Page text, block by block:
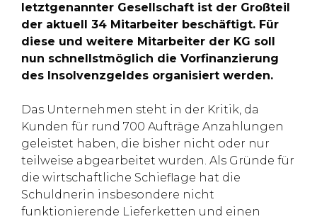
letztgenannter Gesellschaft ist der Großteil
der aktuell 34 Mitarbeiter beschäftigt. Für
diese und weitere Mitarbeiter der KG soll
nun schnellstmöglich die Vorfinanzierung
des Insolvenzgeldes organisiert werden.
Das Unternehmen steht in der Kritik, da
Kunden für rund 700 Aufträge Anzahlungen
geleistet haben, die bisher nicht oder nur
teilweise abgearbeitet wurden. Als Gründe für
die wirtschaftliche Schieflage hat die
Schuldnerin insbesondere nicht
funktionierende Lieferketten und einen